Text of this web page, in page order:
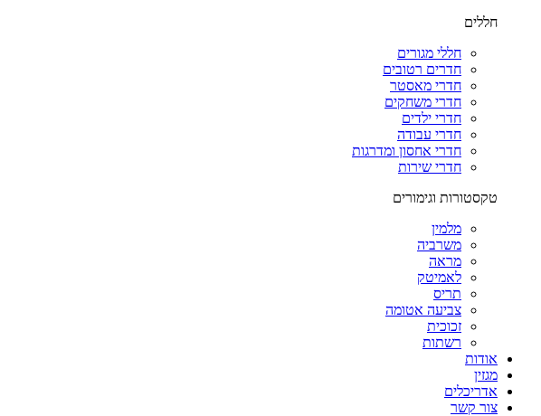
חללים
חללי מגורים
חדרים רטובים
חדרי מאסטר
חדרי משחקים
חדרי ילדים
חדרי עבודה
חדרי אחסון ומדרגות
חדרי שירות
טקסטורות וגימורים
מלמין
משרביה
מראה
לאמיטק
תריס
צביעה אטומה
זכוכית
רשתות
אודות
מגזין
אדריכלים
צור קשר